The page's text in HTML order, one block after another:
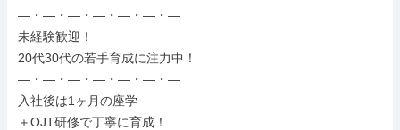
―・―・―・―・―・―・―
未経験歓迎！
20代30代の若手育成に注力中！
―・―・―・―・―・―・―
入社後は1ヶ月の座学
＋OJT研修で丁寧に育成！